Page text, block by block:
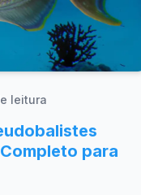
leitura
para